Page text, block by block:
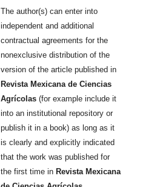
The author(s) can enter into
independent and additional
contractual agreements for the
nonexclusive distribution of the
version of the article published in
Revista Mexicana de Ciencias
Agrícolas (for example include it
into an institutional repository or
publish it in a book) as long as it
is clearly and explicitly indicated
that the work was published for
the first time in Revista Mexicana